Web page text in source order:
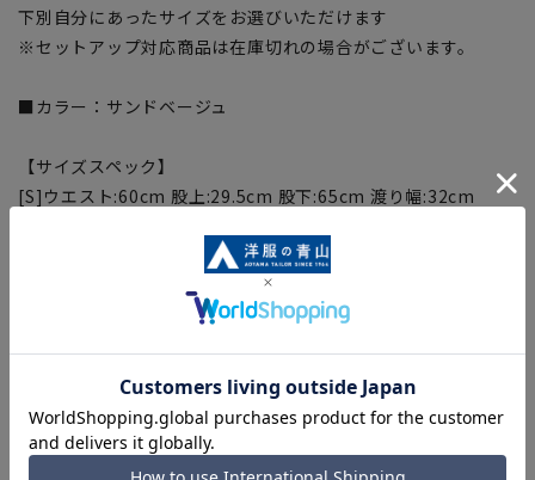
下別自分にあったサイズをお選びいただけます
※セットアップ対応商品は在庫切れの場合がございます。
■カラー：サンドベージュ
【サイズスペック】
[S]ウエスト:60cm 股上:29.5cm 股下:65cm 渡り幅:32cm
[L]ウエスト:72cm 股上:32.5cm 股下:74cm 渡り幅:36cm
[LL]ウエスト:80cm 股上:32cm 股下:74cm 渡り幅:38cm
■商品画像はサンプルのため、色味やサイズ等の仕様に変更が
ある場合がございますので、予めご了承ください。
■生地や仕様・デザインにより、着用感や実際のサイズ表に若
干の誤差が生じる場合がございます。予めご了承ください。